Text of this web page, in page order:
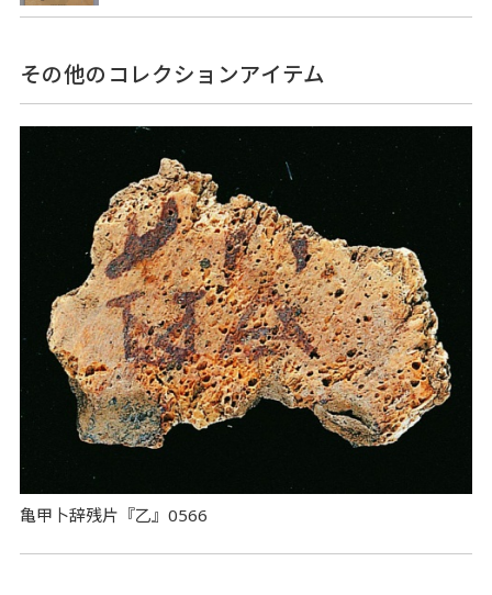
その他のコレクションアイテム
亀甲卜辞残片『乙』0566